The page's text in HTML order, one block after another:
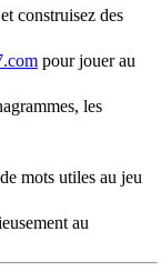
construisez des
pour jouer au
les
mots utiles au jeu
au